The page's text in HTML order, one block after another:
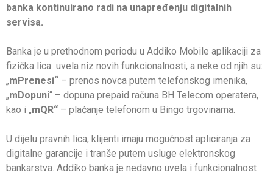
banka kontinuirano radi na unapređenju digitalnih
servisa.
Banka je u prethodnom periodu u Addiko Mobile aplikaciji za
fizička lica uvela niz novih funkcionalnosti, a neke od njih su:
„mPrenesi“ – prenos novca putem telefonskog imenika,
„mDopuni“ – dopuna prepaid računa BH Telecom operatera,
kao i „mQR“ – plaćanje telefonom u Bingo trgovinama.
U dijelu pravnih lica, klijenti imaju mogućnost apliciranja za
digitalne garancije i tranše putem usluge elektronskog
bankarstva. Addiko banka je nedavno uvela i funkcionalnost